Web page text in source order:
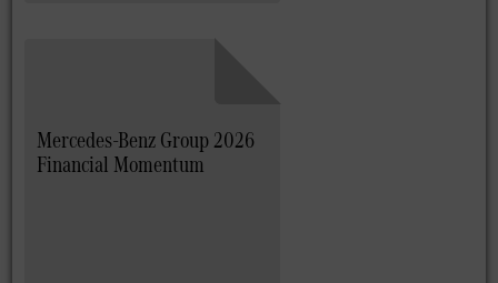
Mercedes-Benz Group 2026
Financial Momentum